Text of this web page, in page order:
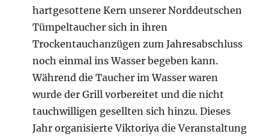
hartgesottene Kern unserer Norddeutschen
Tümpeltaucher sich in ihren
Trockentauchanzügen zum Jahresabschluss
noch einmal ins Wasser begeben kann.
Während die Taucher im Wasser waren
wurde der Grill vorbereitet und die nicht
tauchwilligen gesellten sich hinzu. Dieses
Jahr organisierte Viktoriya die Veranstaltung